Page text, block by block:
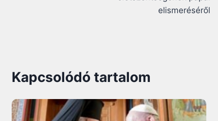
elismeréséről
Kapcsolódó tartalom